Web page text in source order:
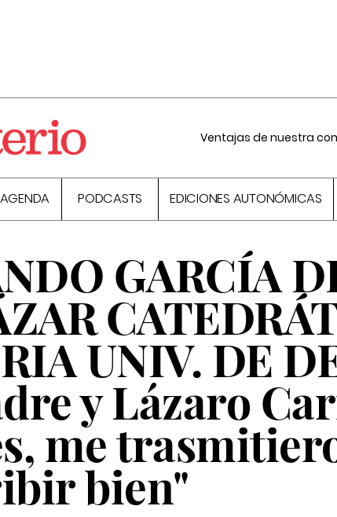
Ventajas de nuestra
AGENDA PODCASTS EDICIONES AUTONÓMICAS
GARCÍA
UNIV. DE
y Lázaro
me
bien"